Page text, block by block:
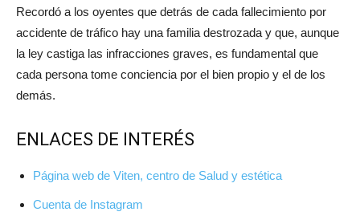
Recordó a los oyentes que detrás de cada fallecimiento por
accidente de tráfico hay una familia destrozada y que, aunque
la ley castiga las infracciones graves, es fundamental que
cada persona tome conciencia por el bien propio y el de los
demás.
ENLACES DE INTERÉS
Página web de Viten, centro de Salud y estética
Cuenta de Instagram